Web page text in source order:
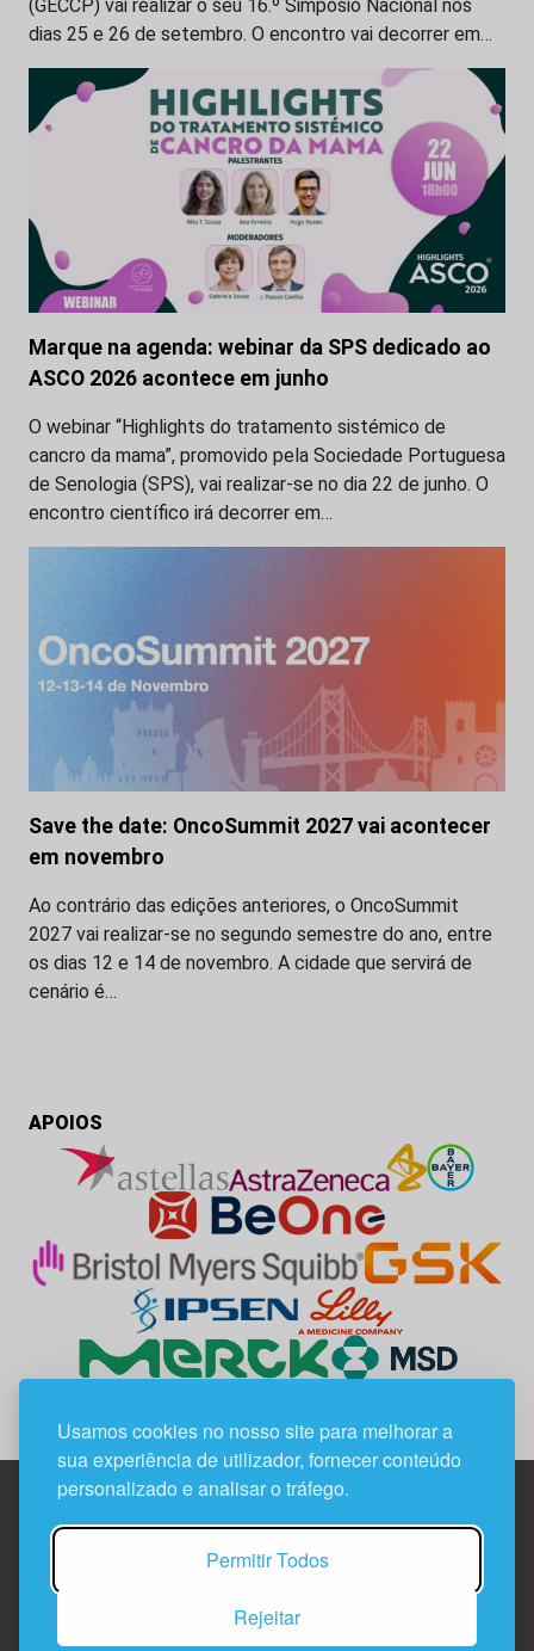
Usamos cookies no nosso site para melhorar a
sua experiência de utilizador, fornecer conteúdo
personalizado e analisar o tráfego.
Permitir Todos
Rejeitar
(GECCP) vai realizar o seu 16.º Simpósio Nacional nos
dias 25 e 26 de setembro. O encontro vai decorrer em…
Marque na agenda: webinar da SPS dedicado ao
ASCO 2026 acontece em junho
O webinar “Highlights do tratamento sistémico de
cancro da mama”, promovido pela Sociedade Portuguesa
de Senologia (SPS), vai realizar-se no dia 22 de junho. O
encontro científico irá decorrer em…
Save the date: OncoSummit 2027 vai acontecer
em novembro
Ao contrário das edições anteriores, o OncoSummit
2027 vai realizar-se no segundo semestre do ano, entre
os dias 12 e 14 de novembro. A cidade que servirá de
cenário é…
APOIOS
Edif. Lisboa Oriente | Av. Infante D. Henrique, n.º 333H, esc.
1800-282 Lisboa | Portugal